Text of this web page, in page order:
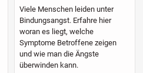
Viele Menschen leiden unter
Bindungsangst. Erfahre hier
woran es liegt, welche
Symptome Betroffene zeigen
und wie man die Ängste
überwinden kann.